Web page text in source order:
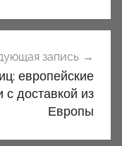
запись
европейские
доставкой из
Европы